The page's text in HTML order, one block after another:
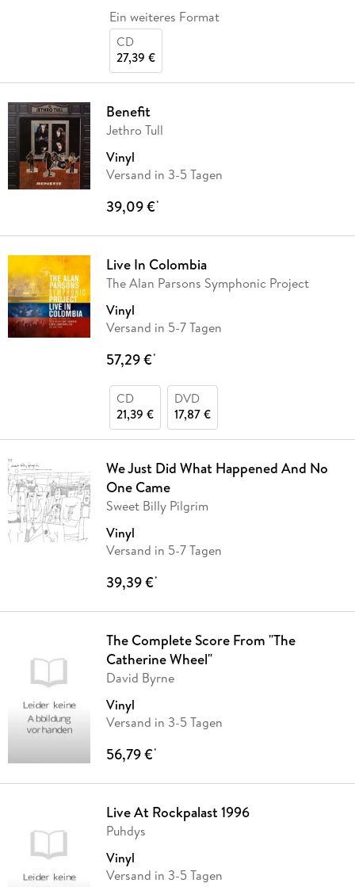
Ein weiteres Format
CD
27,39 €
Benefit
Jethro Tull
Vinyl
Versand in 3-5 Tagen
39,09 €*
Live In Colombia
The Alan Parsons Symphonic Project
Vinyl
Versand in 5-7 Tagen
57,29 €*
CD
21,39 €
DVD
17,87 €
We Just Did What Happened And No
One Came
Sweet Billy Pilgrim
Vinyl
Versand in 5-7 Tagen
39,39 €*
The Complete Score From "The
Catherine Wheel"
David Byrne
Vinyl
Versand in 3-5 Tagen
56,79 €*
Live At Rockpalast 1996
Puhdys
Vinyl
Versand in 3-5 Tagen